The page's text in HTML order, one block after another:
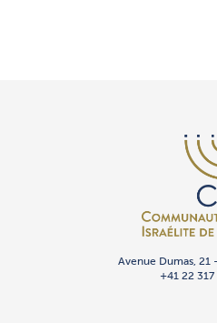
Avenue Dumas, 21
+41 22